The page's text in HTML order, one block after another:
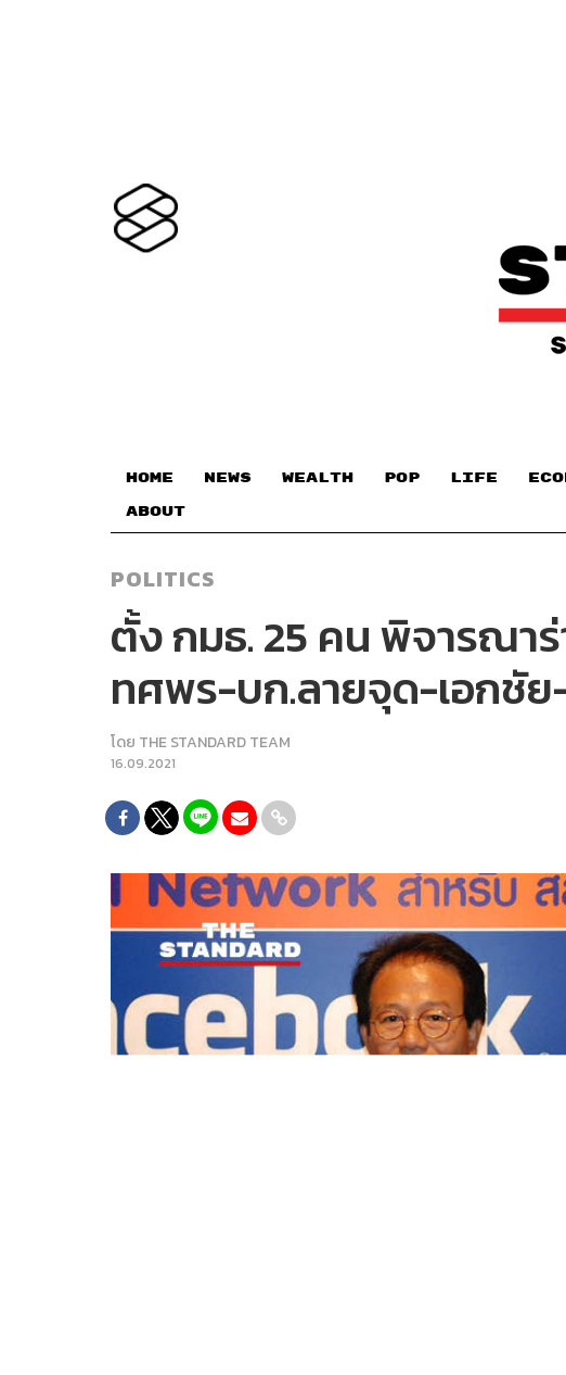
HOME NEWS WEALTH POP LIFE
ABOUT
POLITICS
ตั้ง กมธ. 25 คน พิจารณา
ทศพร-บก.ลายจุด-เอกชั
โดย THE STANDARD TEAM
16.09.2021